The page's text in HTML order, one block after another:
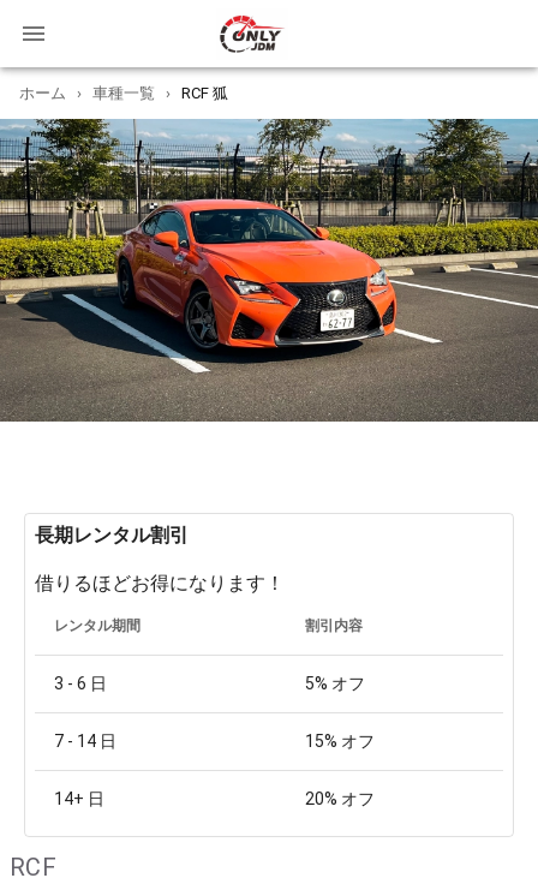
ホーム › 車種一覧 › RCF 狐
長期レンタル割引
借りるほどお得になります！
レンタル期間 割引内容
3 - 6 日 5% オフ
7 - 14 日 15% オフ
14+ 日 20% オフ
RCF